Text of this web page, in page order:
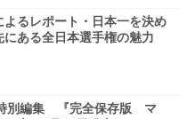
よるレポート・日本一を決め
にある全日本選手権の魅力
特別編集 『完全保存版 マ